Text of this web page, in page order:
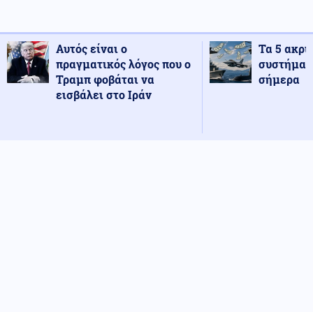
Αυτός είναι ο
πραγματικός λόγος που ο
Τραμπ φοβάται να
εισβάλει στο Ιράν
Τα 5
σήμερα